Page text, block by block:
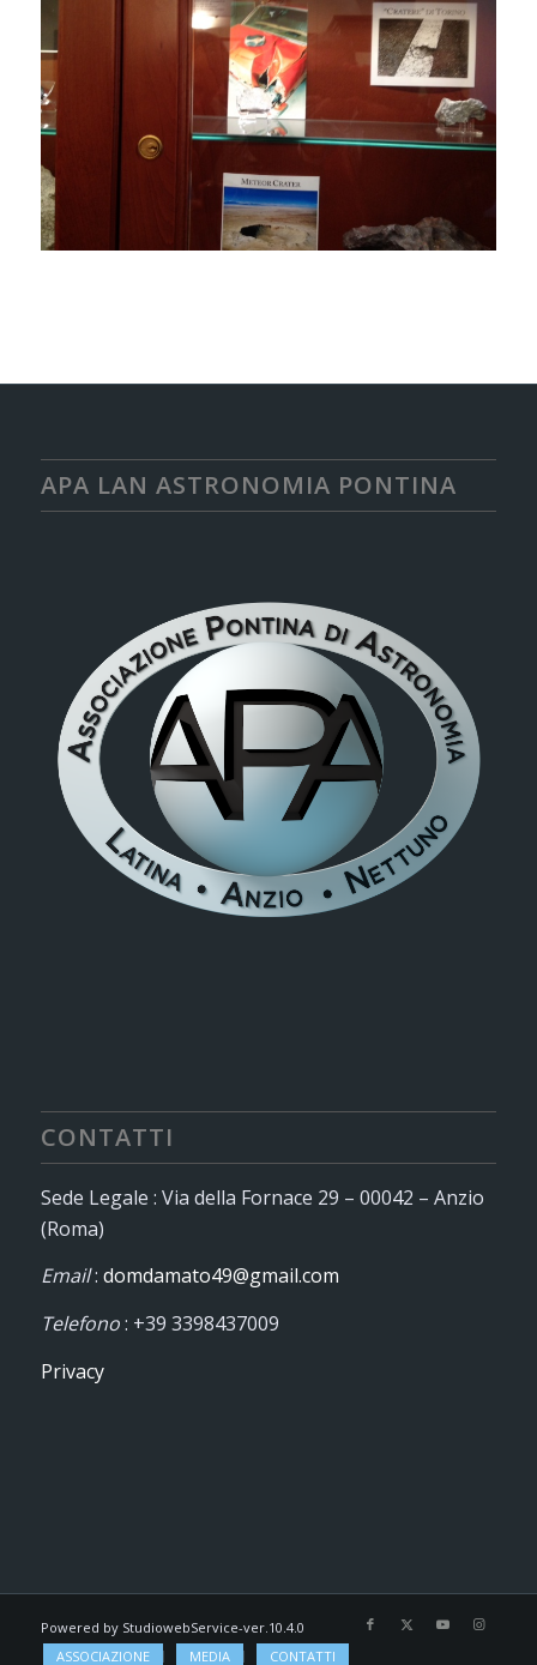
APA LAN ASTRONOMIA PONTINA
CONTATTI
Sede Legale : Via della Fornace 29 – 00042 – Anzio
(Roma)
Email: domdamato49@gmail.com
Telefono: +39 3398437009
Privacy
Powered by StudiowebService-ver.10.4.0
ASSOCIAZIONE
MEDIA CONTATTI